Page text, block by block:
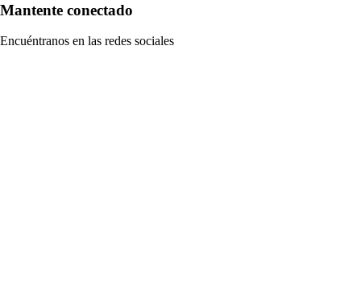
Mantente conectado
Encuéntranos en las redes sociales